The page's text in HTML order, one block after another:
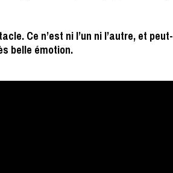
Ce n’est ni l’un ni l’autre, et peut-
belle émotion.